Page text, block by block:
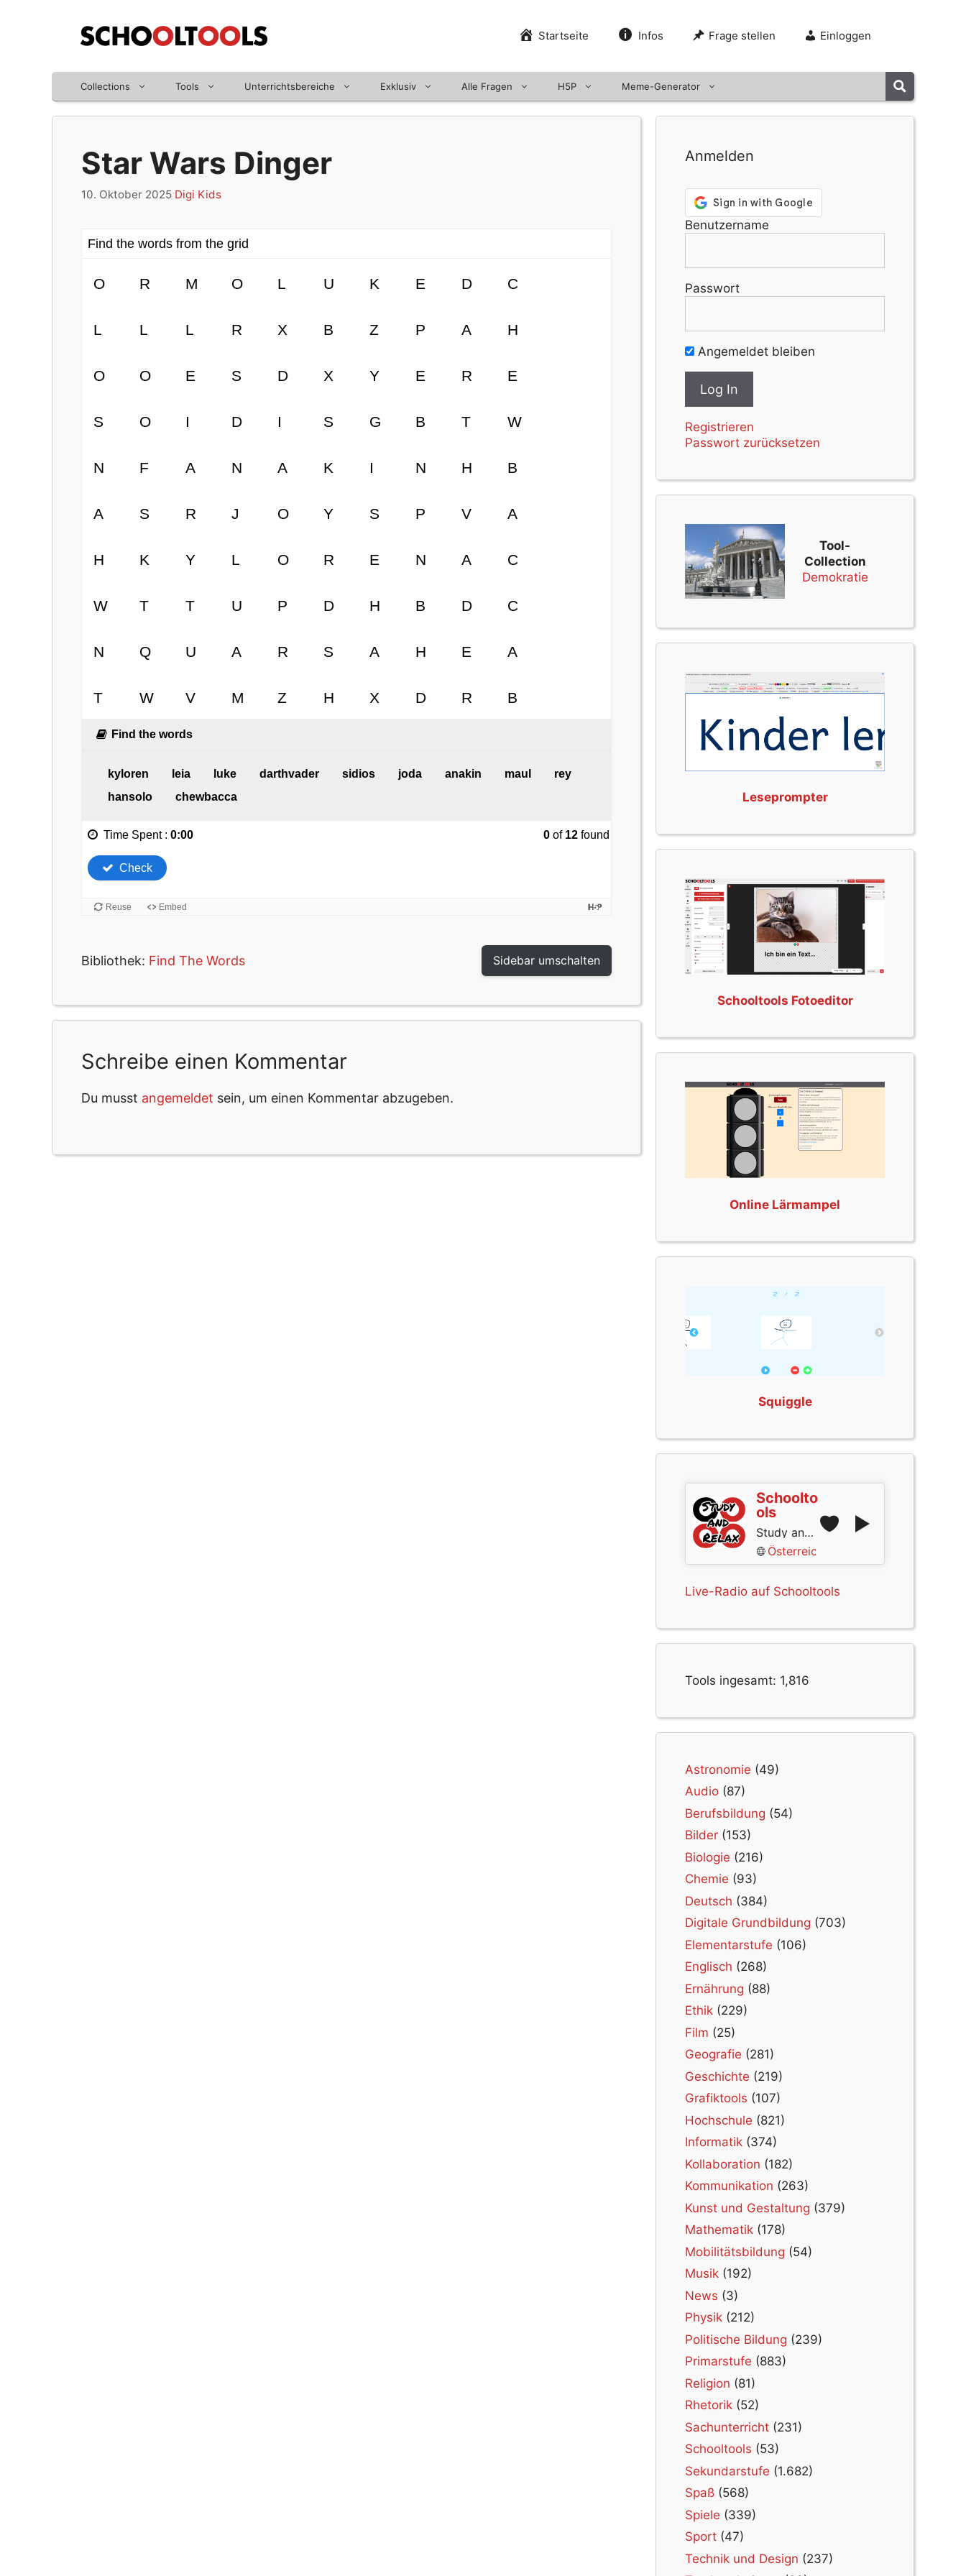
Startseite Infos Frage stellen Einloggen
Collections Tools Unterrichtsbereiche Exklusiv Alle Fragen H5P Meme-Generator
Star Wars Dinger
10. Oktober 2025 Digi Kids
Bibliothek: Find The Words Sidebar umschalten
Schreibe einen Kommentar
Du musst angemeldet sein, um einen Kommentar abzugeben.
Anmelden
Benutzername
Passwort
Angemeldet bleiben
Registrieren
Passwort zurücksetzen
Tool-
Collection
Demokratie
Leseprompter
Schooltools Fotoeditor
Online Lärmampel
Squiggle
Schoolto
ols
Study and Relax
Österreich
Live-Radio auf Schooltools
Tools ingesamt: 1,816
Astronomie (49)
Audio (87)
Berufsbildung (54)
Bilder (153)
Biologie (216)
Chemie (93)
Deutsch (384)
Digitale Grundbildung (703)
Elementarstufe (106)
Englisch (268)
Ernährung (88)
Ethik (229)
Film (25)
Geografie (281)
Geschichte (219)
Grafiktools (107)
Hochschule (821)
Informatik (374)
Kollaboration (182)
Kommunikation (263)
Kunst und Gestaltung (379)
Mathematik (178)
Mobilitätsbildung (54)
Musik (192)
News (3)
Physik (212)
Politische Bildung (239)
Primarstufe (883)
Religion (81)
Rhetorik (52)
Sachunterricht (231)
Schooltools (53)
Sekundarstufe (1.682)
Spaß (568)
Spiele (339)
Sport (47)
Technik und Design (237)